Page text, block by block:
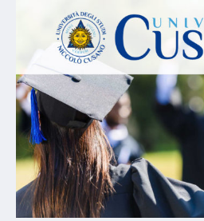
Chi Siamo
CONFEUROPA ACADEMY è una
mondo della Sicurezza sul Lavoro.